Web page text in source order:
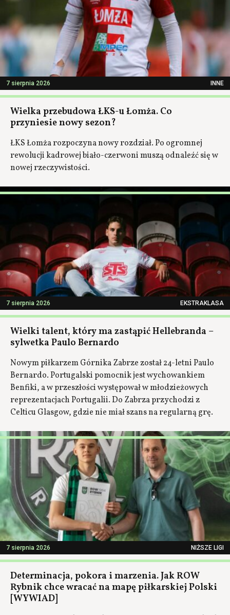
7 sierpnia 2026 INNE
Wielka przebudowa ŁKS-u Łomża. Co
przyniesie nowy sezon?
ŁKS Łomża rozpoczyna nowy rozdział. Po ogromnej
rewolucji kadrowej biało-czerwoni muszą odnaleźć się w
nowej rzeczywistości.
7 sierpnia 2026 EKSTRAKLASA
Wielki talent, który ma zastąpić Hellebranda –
sylwetka Paulo Bernardo
Nowym piłkarzem Górnika Zabrze został 24-letni Paulo
Bernardo. Portugalski pomocnik jest wychowankiem
Benfiki, a w przeszłości występował w młodzieżowych
reprezentacjach Portugalii. Do Zabrza przychodzi z
Celticu Glasgow, gdzie nie miał szans na regularną grę.
7 sierpnia 2026 NIŻSZE LIGI
Determinacja, pokora i marzenia. Jak ROW
Rybnik chce wracać na mapę piłkarskiej Polski
[WYWIAD]